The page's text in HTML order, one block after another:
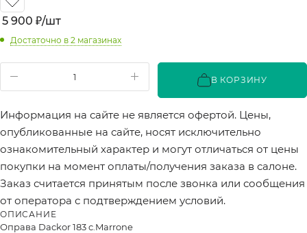
5 900 ₽/шт
Достаточно в 2 магазинах
В КОРЗИНУ
Информация на сайте не является офертой. Цены,
опубликованные на сайте, носят исключительно
ознакомительный характер и могут отличаться от цены
покупки на момент оплаты/получения заказа в салоне.
Заказ считается принятым после звонка или сообщения
от оператора с подтверждением условий.
ОПИСАНИЕ
Оправа Dackor 183 c.Marrone